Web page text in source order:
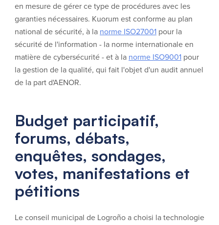
en mesure de gérer ce type de procédures avec les
garanties nécessaires. Kuorum est conforme au plan
national de sécurité, à la norme ISO27001 pour la
sécurité de l'information - la norme internationale en
matière de cybersécurité - et à la norme ISO9001 pour
la gestion de la qualité, qui fait l'objet d'un audit annuel
de la part d'AENOR.
Budget participatif,
forums, débats,
enquêtes, sondages,
votes, manifestations et
pétitions
Le conseil municipal de Logroño a choisi la technologie